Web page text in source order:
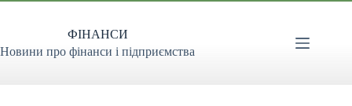
Перейти
ФІНАНСИ
Новини про фінанси і підприємства